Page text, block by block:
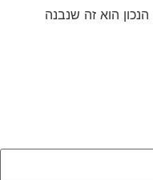
הוא זה שנבנה